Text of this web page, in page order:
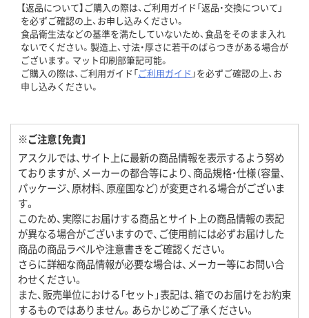
【返品について】ご購入の際は、ご利用ガイド「返品・交換について」
を必ずご確認の上、お申し込みください。
食品衛生法などの基準を満たしていないため、食品をそのまま入れ
ないでください。製造上、寸法・厚さに若干のばらつきがある場合が
ございます。マット印刷部筆記可能。
ご購入の際は、ご利用ガイド「ご利用ガイド 」を必ずご確認の上、お
申し込みください。
※ご注意【免責】
アスクルでは、サイト上に最新の商品情報を表示するよう努め
ておりますが、メーカーの都合等により、商品規格・仕様（容量、
パッケージ、原材料、原産国など）が変更される場合がございま
す。
このため、実際にお届けする商品とサイト上の商品情報の表記
が異なる場合がございますので、ご使用前には必ずお届けした
商品の商品ラベルや注意書きをご確認ください。
さらに詳細な商品情報が必要な場合は、メーカー等にお問い合
わせください。
また、販売単位における「セット」表記は、箱でのお届けをお約束
するものではありません。あらかじめご了承ください。